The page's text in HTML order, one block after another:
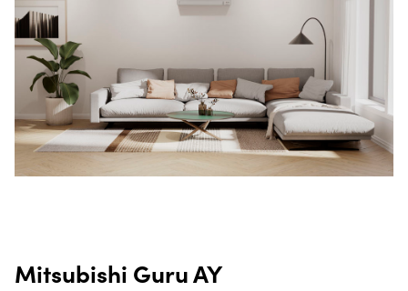
Mitsubishi Guru AY